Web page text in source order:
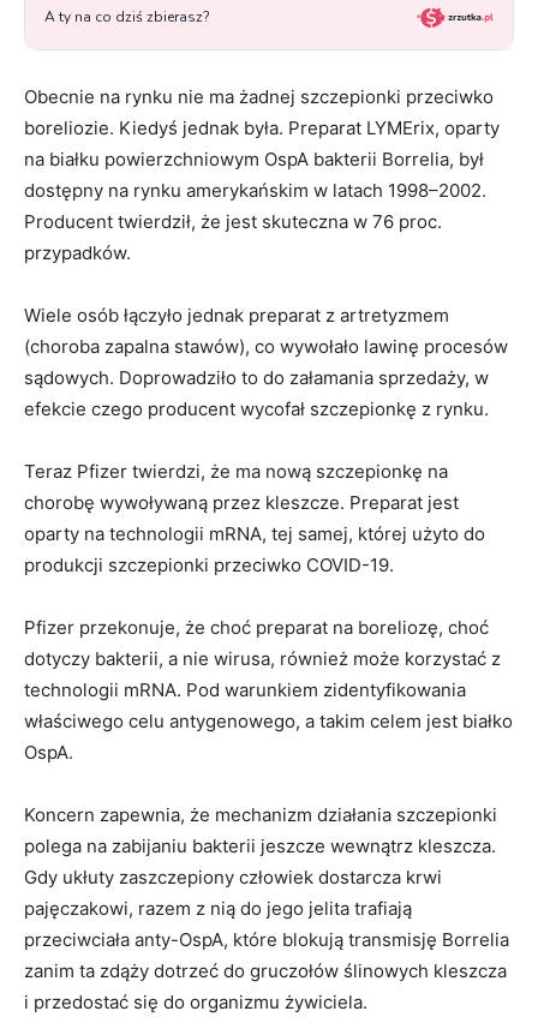
Obecnie na rynku nie ma żadnej szczepionki przeciwko
boreliozie. Kiedyś jednak była. Preparat LYMErix, oparty
na białku powierzchniowym OspA bakterii Borrelia, był
dostępny na rynku amerykańskim w latach 1998–2002.
Producent twierdził, że jest skuteczna w 76 proc.
przypadków.
Wiele osób łączyło jednak preparat z artretyzmem
(choroba zapalna stawów), co wywołało lawinę procesów
sądowych. Doprowadziło to do załamania sprzedaży, w
efekcie czego producent wycofał szczepionkę z rynku.
Teraz Pfizer twierdzi, że ma nową szczepionkę na
chorobę wywoływaną przez kleszcze. Preparat jest
oparty na technologii mRNA, tej samej, której użyto do
produkcji szczepionki przeciwko COVID-19.
Pfizer przekonuje, że choć preparat na boreliozę, choć
dotyczy bakterii, a nie wirusa, również może korzystać z
technologii mRNA. Pod warunkiem zidentyfikowania
właściwego celu antygenowego, a takim celem jest białko
OspA.
Koncern zapewnia, że mechanizm działania szczepionki
polega na zabijaniu bakterii jeszcze wewnątrz kleszcza.
Gdy ukłuty zaszczepiony człowiek dostarcza krwi
pajęczakowi, razem z nią do jego jelita trafiają
przeciwciała anty-OspA, które blokują transmisję Borrelia
zanim ta zdąży dotrzeć do gruczołów ślinowych kleszcza
i przedostać się do organizmu żywiciela.